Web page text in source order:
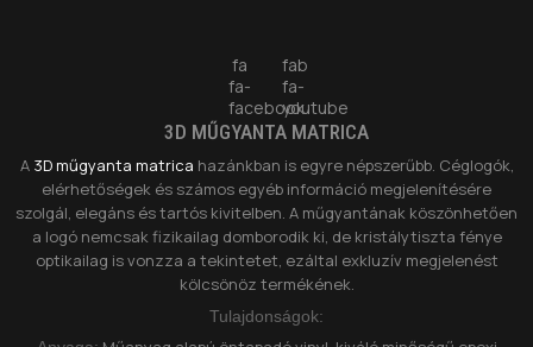
fa
fa-
facebook
fab
fa-
youtube
3D MŰGYANTA MATRICA
A 3D műgyanta matrica hazánkban is egyre népszerűbb. Céglogók,
elérhetőségek és számos egyéb információ megjelenítésére
szolgál, elegáns és tartós kivitelben. A műgyantának köszönhetően
a logó nemcsak fizikailag domborodik ki, de kristálytiszta fénye
optikailag is vonzza a tekintetet, ezáltal exkluzív megjelenést
kölcsönöz termékének.
Tulajdonságok: